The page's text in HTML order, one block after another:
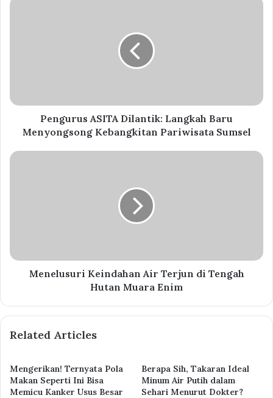
Pengurus ASITA Dilantik: Langkah Baru
Menyongsong Kebangkitan Pariwisata Sumsel
Menelusuri Keindahan Air Terjun di Tengah
Hutan Muara Enim
Related Articles
Mengerikan! Ternyata Pola
Makan Seperti Ini Bisa
Memicu Kanker Usus Besar
Berapa Sih, Takaran Ideal
Minum Air Putih dalam
Sehari Menurut Dokter?